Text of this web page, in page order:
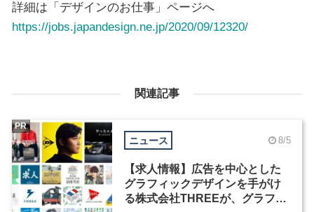
詳細は「デザインのお仕事」ページへ
https://jobs.japandesign.ne.jp/2020/09/12320/
関連記事
ニュース 8/5
【求人情報】広告を中心とした
グラフィックデザインを手がけ
る株式会社THREEが、グラフィ
PR